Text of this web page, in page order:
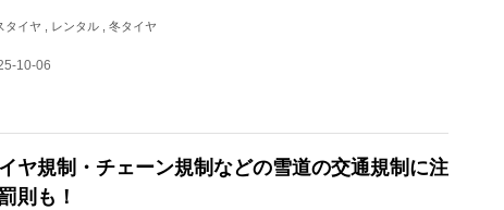
タイヤ , レンタル , 冬タイヤ
10-06
ヤ規制・チェーン規制などの雪道の交通規制に注
則も！